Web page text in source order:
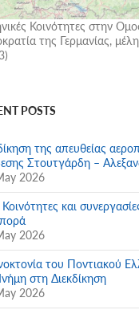
Κοινότητες στην
της Γερμανίας,
POSTS
της απευθείας
Στουτγάρδη –
2026
και
2026
του Ποντιακού
στη Διεκδίκηση
2026